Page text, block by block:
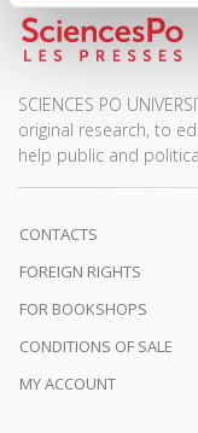
SCIENCES PO
original research, to
help public and
CONTACTS
FOREIGN RIGHTS
FOR BOOKSHOPS
CONDITIONS OF SALE
MY ACCOUNT